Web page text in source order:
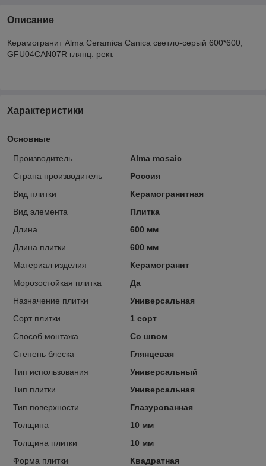
Описание
Керамогранит Alma Ceramica Canica светло-серый 600*600,
GFU04CAN07R глянц. рект.
Характеристики
Основные
Производитель
Alma mosaic
Страна производитель
Россия
Вид плитки
Керамогранитная
Вид элемента
Плитка
Длина
600 мм
Длина плитки
600 мм
Материал изделия
Керамогранит
Морозостойкая плитка
Да
Назначение плитки
Универсальная
Сорт плитки
1 сорт
Способ монтажа
Со швом
Степень блеска
Глянцевая
Тип использования
Универсальный
Тип плитки
Универсальная
Тип поверхности
Глазурованная
Толщина
10 мм
Толщина плитки
10 мм
Форма плитки
Квадратная